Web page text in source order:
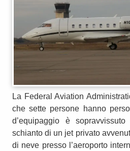
La Federal Aviation
che sette persone hanno
d’equipaggio è
schianto di un jet privato
di neve presso l’aeroporto